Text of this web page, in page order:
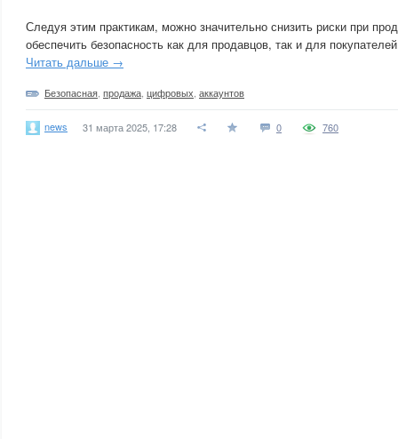
Следуя этим практикам, можно значительно снизить риски при
обеспечить безопасность как для продавцов, так и для
Читать дальше →
Безопасная продажа цифровых аккаунтов
news 31 марта 2025, 17:28 0 760